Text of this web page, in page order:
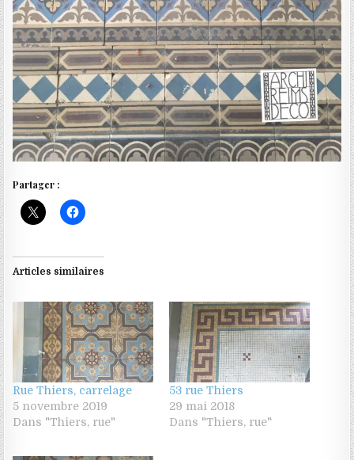
Partager :
Articles similaires
Rue Thiers, carrelage
5 novembre 2019
Dans "Thiers, rue"
53 rue Thiers
29 mai 2018
Dans "Thiers, rue"